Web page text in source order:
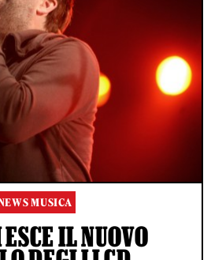
MUSICA
IL NUOVO